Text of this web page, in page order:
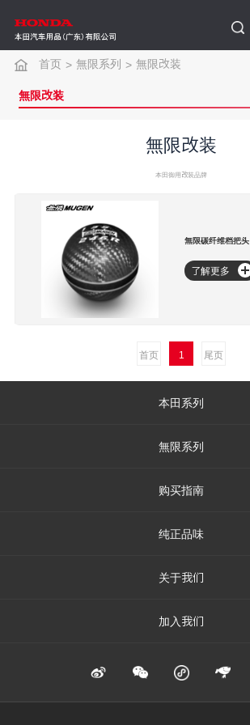
首页 > 無限系列 > 無限改装
無限改装
無限改装
本田御用改装品牌
無限碳纤维档把头
了解更多
首页 1 尾页
本田系列
無限系列
购买指南
纯正品味
关于我们
加入我们